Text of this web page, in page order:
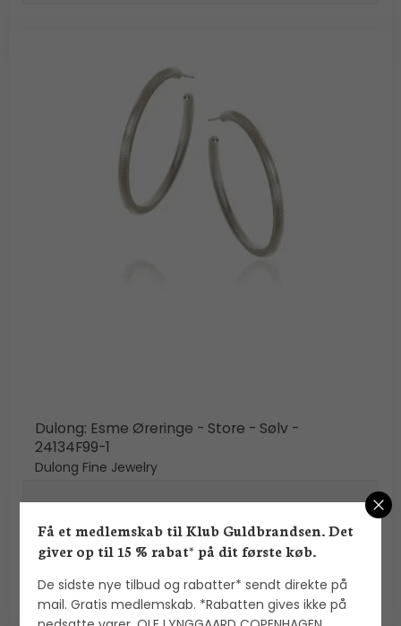
Dulong: Esme Øreringe - Store - Sølv -
24134F99-1
Dulong Fine Jewelry
VIS PRODUKT
Få et medlemskab til Klub Guldbrandsen. Det
giver op til 15 % rabat* på dit første køb.
De sidste nye tilbud og rabatter* sendt direkte på
mail. Gratis medlemskab. *Rabatten gives ikke på